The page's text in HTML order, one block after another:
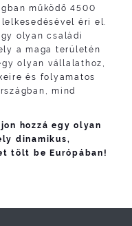
működő 4500
éri el.
olyan családi
a maga területén
olyan vállalathoz,
és folyamatos
mind
hozzá egy olyan
dinamikus,
tölt be Európában!